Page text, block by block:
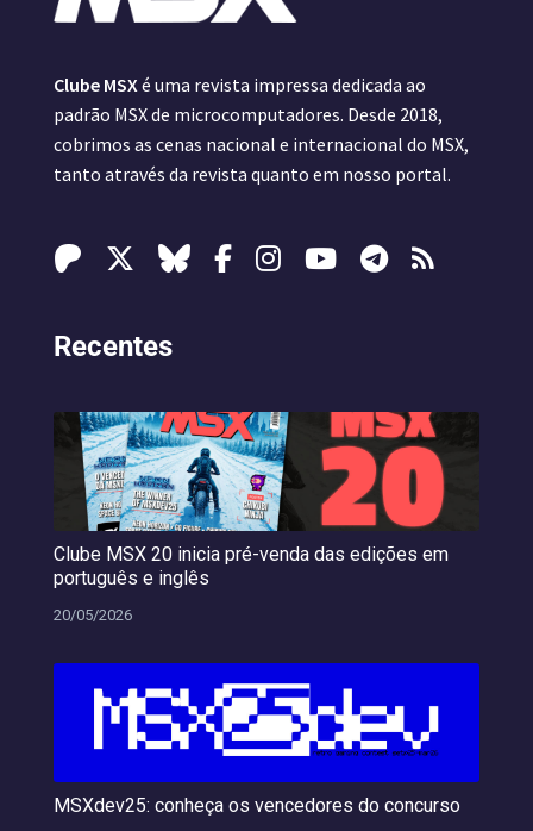
Clube MSX é uma revista impressa dedicada ao
padrão MSX de microcomputadores. Desde 2018,
cobrimos as cenas nacional e internacional do MSX,
tanto através da revista quanto em nosso portal.
Recentes
Clube MSX 20 inicia pré-venda das edições em
português e inglês
20/05/2026
MSXdev25: conheça os vencedores do concurso